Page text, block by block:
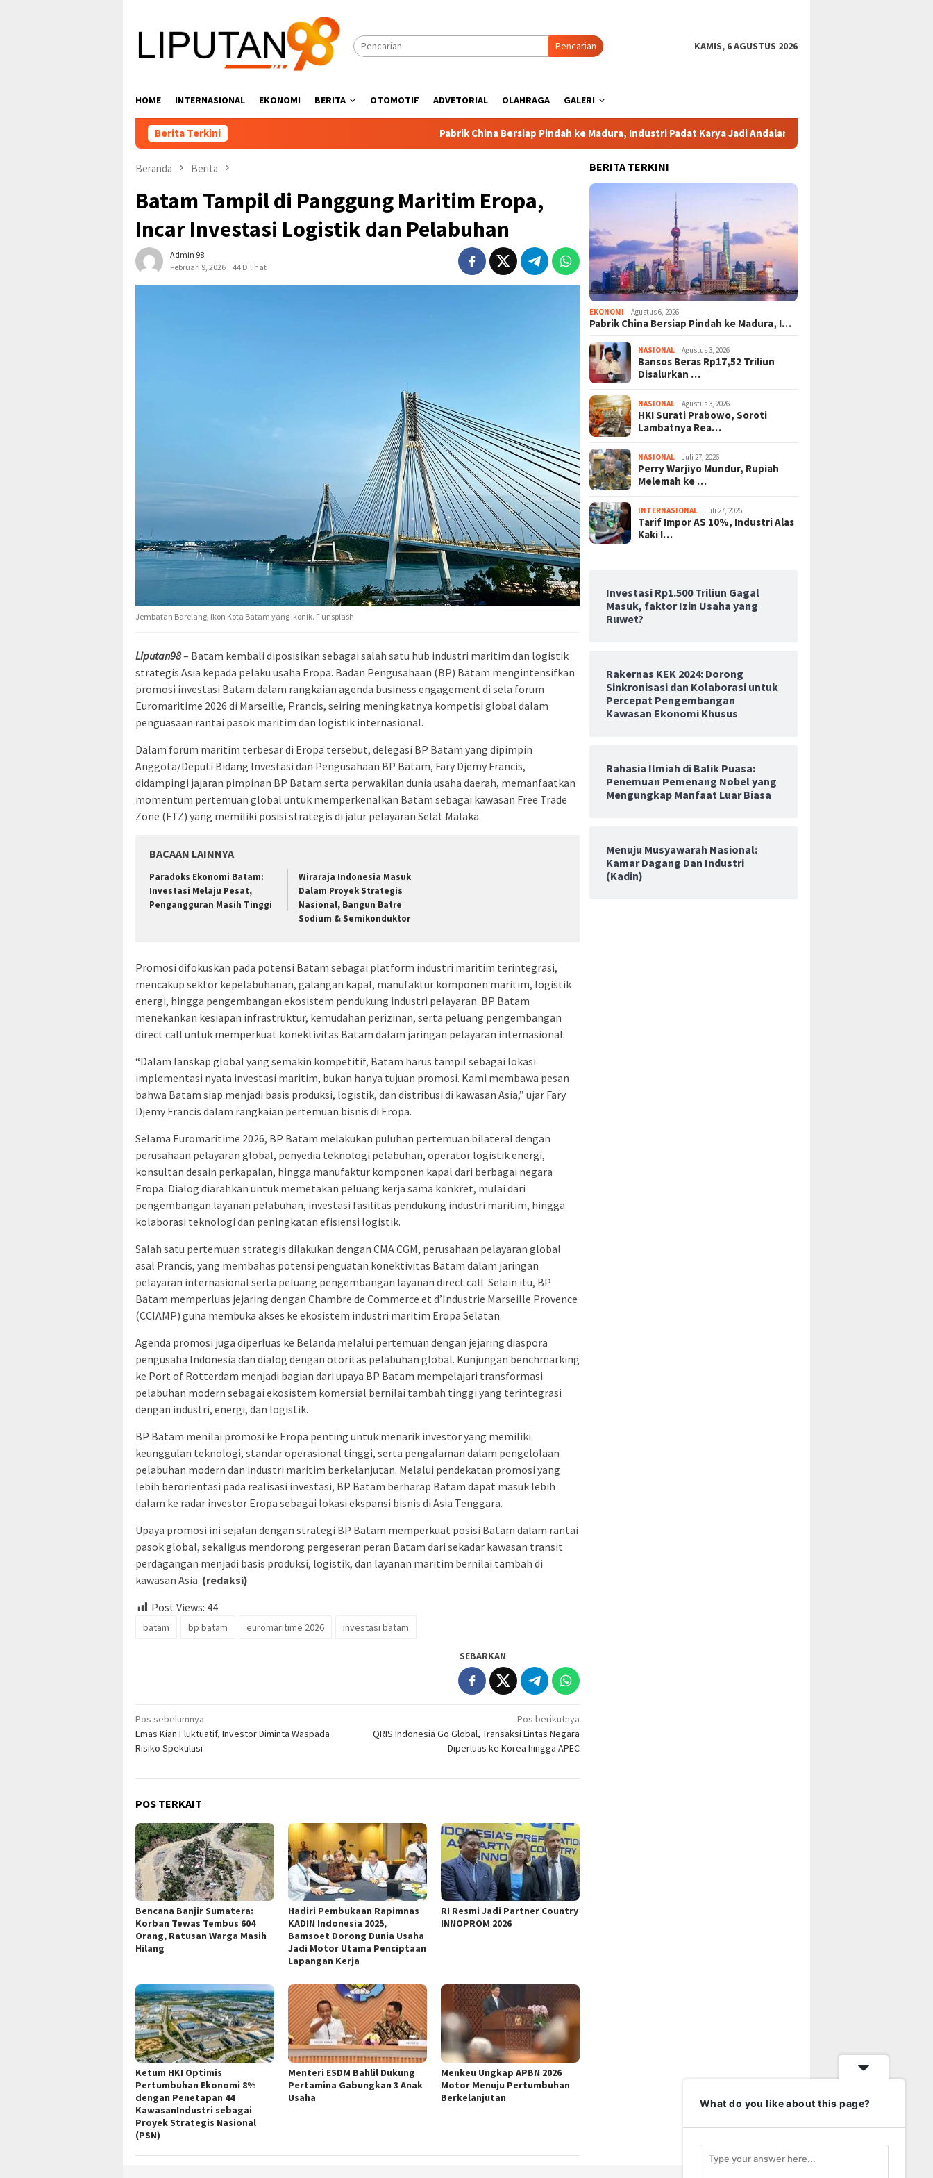
konten
Pencarian
KAMIS, 6 AGUSTUS 2026
HOME INTERNASIONAL EKONOMI BERITA OTOMOTIF ADVETORIAL OLAHRAGA GALERI
Berita Terkini Pabrik China Bersiap Pindah ke Madura, Industri Padat Karya Jadi Andalan Investasi Baru
Beranda Berita
Batam Tampil di Panggung Maritim Eropa,
Incar Investasi Logistik dan Pelabuhan
Admin 98
Februari 9, 2026
44 Dilihat
Jembatan Barelang, ikon Kota Batam yang ikonik. F unsplash
Liputan98– Batam kembali diposisikan sebagai salah satu hub industri maritim dan logistik
strategis Asia kepada pelaku usaha Eropa. Badan Pengusahaan (BP) Batam mengintensifkan
promosi investasi Batam dalam rangkaian agenda business engagement di sela forum
Euromaritime 2026 di Marseille, Prancis, seiring meningkatnya kompetisi global dalam
penguasaan rantai pasok maritim dan logistik internasional.
Dalam forum maritim terbesar di Eropa tersebut, delegasi BP Batam yang dipimpin
Anggota/Deputi Bidang Investasi dan Pengusahaan BP Batam, Fary Djemy Francis,
didampingi jajaran pimpinan BP Batam serta perwakilan dunia usaha daerah, memanfaatkan
momentum pertemuan global untuk memperkenalkan Batam sebagai kawasan Free Trade
Zone (FTZ) yang memiliki posisi strategis di jalur pelayaran Selat Malaka.
BACAAN LAINNYA
Paradoks Ekonomi Batam:
Investasi Melaju Pesat,
Pengangguran Masih Tinggi
Wiraraja Indonesia Masuk
Dalam Proyek Strategis
Nasional, Bangun Batre
Sodium & Semikonduktor
Promosi difokuskan pada potensi Batam sebagai platform industri maritim terintegrasi,
mencakup sektor kepelabuhanan, galangan kapal, manufaktur komponen maritim, logistik
energi, hingga pengembangan ekosistem pendukung industri pelayaran. BP Batam
menekankan kesiapan infrastruktur, kemudahan perizinan, serta peluang pengembangan
direct call untuk memperkuat konektivitas Batam dalam jaringan pelayaran internasional.
“Dalam lanskap global yang semakin kompetitif, Batam harus tampil sebagai lokasi
implementasi nyata investasi maritim, bukan hanya tujuan promosi. Kami membawa pesan
bahwa Batam siap menjadi basis produksi, logistik, dan distribusi di kawasan Asia,” ujar Fary
Djemy Francis dalam rangkaian pertemuan bisnis di Eropa.
Selama Euromaritime 2026, BP Batam melakukan puluhan pertemuan bilateral dengan
perusahaan pelayaran global, penyedia teknologi pelabuhan, operator logistik energi,
konsultan desain perkapalan, hingga manufaktur komponen kapal dari berbagai negara
Eropa. Dialog diarahkan untuk memetakan peluang kerja sama konkret, mulai dari
pengembangan layanan pelabuhan, investasi fasilitas pendukung industri maritim, hingga
kolaborasi teknologi dan peningkatan efisiensi logistik.
Salah satu pertemuan strategis dilakukan dengan CMA CGM, perusahaan pelayaran global
asal Prancis, yang membahas potensi penguatan konektivitas Batam dalam jaringan
pelayaran internasional serta peluang pengembangan layanan direct call. Selain itu, BP
Batam memperluas jejaring dengan Chambre de Commerce et d’Industrie Marseille Provence
(CCIAMP) guna membuka akses ke ekosistem industri maritim Eropa Selatan.
Agenda promosi juga diperluas ke Belanda melalui pertemuan dengan jejaring diaspora
pengusaha Indonesia dan dialog dengan otoritas pelabuhan global. Kunjungan benchmarking
ke Port of Rotterdam menjadi bagian dari upaya BP Batam mempelajari transformasi
pelabuhan modern sebagai ekosistem komersial bernilai tambah tinggi yang terintegrasi
dengan industri, energi, dan logistik.
BP Batam menilai promosi ke Eropa penting untuk menarik investor yang memiliki
keunggulan teknologi, standar operasional tinggi, serta pengalaman dalam pengelolaan
pelabuhan modern dan industri maritim berkelanjutan. Melalui pendekatan promosi yang
lebih berorientasi pada realisasi investasi, BP Batam berharap Batam dapat masuk lebih
dalam ke radar investor Eropa sebagai lokasi ekspansi bisnis di Asia Tenggara.
Upaya promosi ini sejalan dengan strategi BP Batam memperkuat posisi Batam dalam rantai
pasok global, sekaligus mendorong pergeseran peran Batam dari sekadar kawasan transit
perdagangan menjadi basis produksi, logistik, dan layanan maritim bernilai tambah di
kawasan Asia. (redaksi)
Post Views: 44
batam bp batam euromaritime 2026 investasi batam
SEBARKAN
Navigasi
pos
Pos sebelumnya
Emas Kian Fluktuatif, Investor Diminta Waspada
Risiko Spekulasi
Pos berikutnya
QRIS Indonesia Go Global, Transaksi Lintas Negara
Diperluas ke Korea hingga APEC
POS TERKAIT
Bencana Banjir Sumatera:
Korban Tewas Tembus 604
Orang, Ratusan Warga Masih
Hilang
Hadiri Pembukaan Rapimnas
KADIN Indonesia 2025,
Bamsoet Dorong Dunia Usaha
Jadi Motor Utama Penciptaan
Lapangan Kerja
RI Resmi Jadi Partner Country
INNOPROM 2026
Ketum HKI Optimis
Pertumbuhan Ekonomi 8%
dengan Penetapan 44
KawasanIndustri sebagai
Proyek Strategis Nasional
(PSN)
Menteri ESDM Bahlil Dukung
Pertamina Gabungkan 3 Anak
Usaha
Menkeu Ungkap APBN 2026
Motor Menuju Pertumbuhan
Berkelanjutan
BERITA TERKINI
EKONOMI Agustus 6, 2026
Pabrik China Bersiap Pindah ke Madura, I…
NASIONAL Agustus 3, 2026
Bansos Beras Rp17,52 Triliun
Disalurkan …
NASIONAL Agustus 3, 2026
HKI Surati Prabowo, Soroti
Lambatnya Rea…
NASIONAL Juli 27, 2026
Perry Warjiyo Mundur, Rupiah
Melemah ke …
INTERNASIONAL Juli 27, 2026
Tarif Impor AS 10%, Industri Alas
Kaki I…
Investasi Rp1.500 Triliun Gagal
Masuk, faktor Izin Usaha yang
Ruwet?
Rakernas KEK 2024: Dorong
Sinkronisasi dan Kolaborasi untuk
Percepat Pengembangan
Kawasan Ekonomi Khusus
Rahasia Ilmiah di Balik Puasa:
Penemuan Pemenang Nobel yang
Mengungkap Manfaat Luar Biasa
Menuju Musyawarah Nasional:
Kamar Dagang Dan Industri
(Kadin)
What do you like about this page?